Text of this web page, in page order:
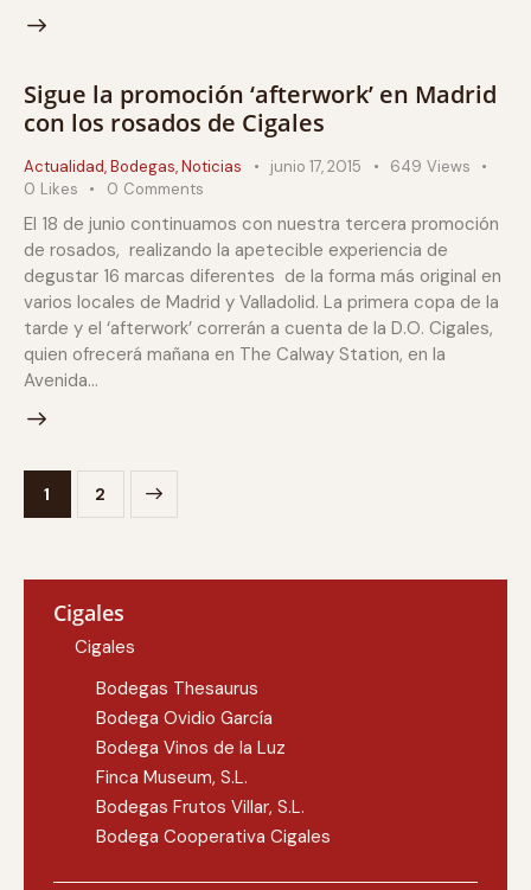
Sigue la promoción ‘afterwork’ en Madrid
con los rosados de Cigales
Actualidad,Bodegas,Noticias junio 17, 2015 649 Views
0 Likes 0 Comments
El 18 de junio continuamos con nuestra tercera promoción
de rosados, realizando la apetecible experiencia de
degustar 16 marcas diferentes de la forma más original en
varios locales de Madrid y Valladolid. La primera copa de la
tarde y el ‘afterwork’ correrán a cuenta de la D.O. Cigales,
quien ofrecerá mañana en The Calway Station, en la
Avenida…
1 2
Cigales
Cigales
Bodegas Thesaurus
Bodega Ovidio García
Bodega Vinos de la Luz
Finca Museum, S.L.
Bodegas Frutos Villar, S.L.
Bodega Cooperativa Cigales